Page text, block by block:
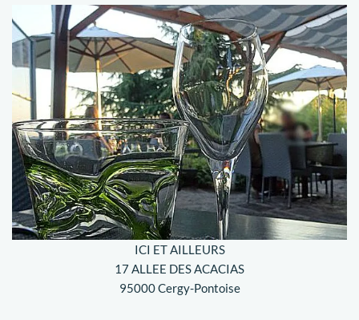
ICI ET AILLEURS
17 ALLEE DES ACACIAS
95000 Cergy-Pontoise